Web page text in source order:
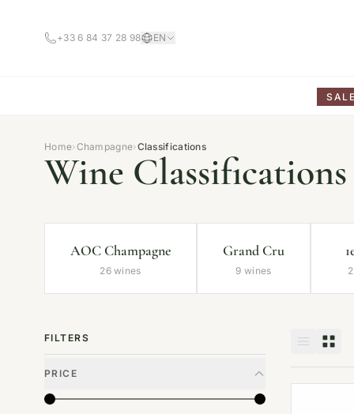
+33 6 84 37 28 98 EN
Home›Champagne›Classifications
Wine Classifications
AOC Champagne
26 wines
Grand Cru
9 wines
FILTERS
PRICE